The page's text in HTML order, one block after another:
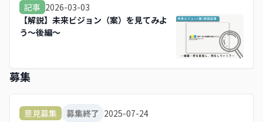
記事 2026-03-03
【解説】未来ビジョン（案）を見てみよ
う～後編～
募集
意見募集 募集終了 2025-07-24